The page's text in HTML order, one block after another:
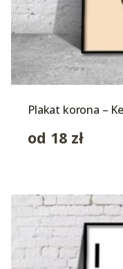
Plakat korona –
od 18 zł